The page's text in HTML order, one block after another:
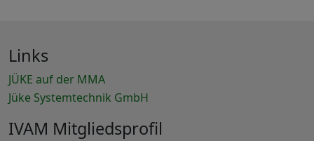
Links
JÜKE auf der MMA
Jüke Systemtechnik GmbH
IVAM Mitgliedsprofil